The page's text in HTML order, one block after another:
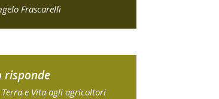
Frascarelli
risponde
e Vita agli agricoltori